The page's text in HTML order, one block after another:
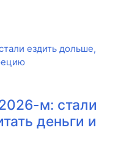
м: стали
деньги и